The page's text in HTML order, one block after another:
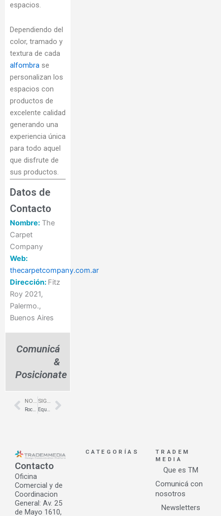
espacios.
Dependiendo del
color, tramado y
textura de cada
alfombra se
personalizan los
espacios con
productos de
excelente calidad
generando una
experiencia única
para todo aquel
que disfrute de
sus productos.
Datos de
Contacto
Nombre: The
Carpet
Company
Web:
thecarpetcompany.com.ar
Dirección: Fitz
Roy 2021,
Palermo.,
Buenos Aires
Comunicá
&
Posicionate
Prev
NOTA ANTERIOR SIGUIENTE NOTA Next
Contacto
Oficina
Comercial y de
Coordinacion
General: Av. 25
de Mayo 1610,
CATEGORÍAS
TRADEM
MEDIA
Que es TM
Comunicá con
nosotros
Newsletters